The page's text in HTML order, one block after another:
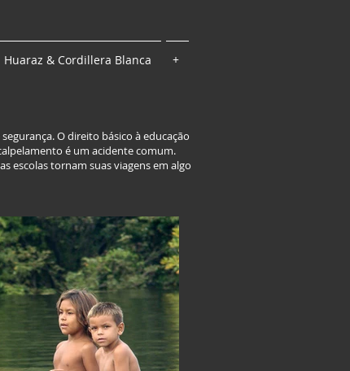
Huaraz & Cordillera Blanca +
O direito básico à educação
é um acidente comum.
escolas tornam suas viagens em algo